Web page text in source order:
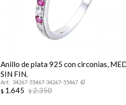
Anillo de plata 925 con circonias,
SIN FIN.
34267-55467-34267-55467
$ 1.645 $2.350